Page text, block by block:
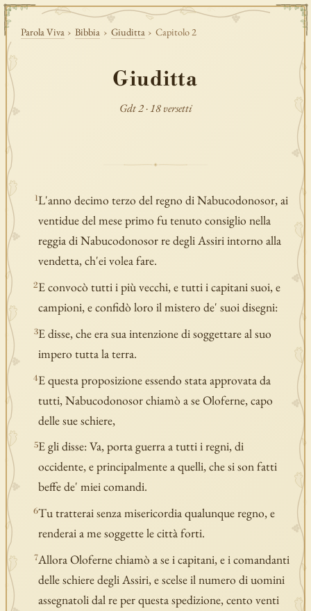
Parola Viva › Bibbia › Giuditta › Capitolo 2
Giuditta
Gdt 2 · 18 versetti
1L'anno decimo terzo del regno di Nabucodonosor, ai
ventidue del mese primo fu tenuto consiglio nella
reggia di Nabucodonosor re degli Assiri intorno alla
vendetta, ch'ei volea fare.
2E convocò tutti i più vecchi, e tutti i capitani suoi, e
campioni, e confidò loro il mistero de' suoi disegni:
3E disse, che era sua intenzione di soggettare al suo
impero tutta la terra.
4E questa proposizione essendo stata approvata da
tutti, Nabucodonosor chiamò a se Oloferne, capo
delle sue schiere,
5E gli disse: Va, porta guerra a tutti i regni, di
occidente, e principalmente a quelli, che si son fatti
beffe de' miei comandi.
6Tu tratterai senza misericordia qualunque regno, e
renderai a me soggette le città forti.
7Allora Oloferne chiamò a se i capitani, e i comandanti
delle schiere degli Assiri, e scelse il numero di uomini
assegnatoli dal re per questa spedizione, cento venti